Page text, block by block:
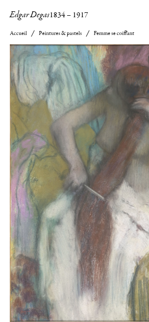
Edgar Degas1834– 1917
Accueil Peintures & pastels Femme se coiffant